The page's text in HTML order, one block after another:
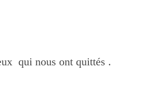
qui nous ont quittés .